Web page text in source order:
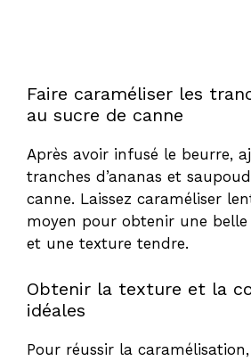
Faire caraméliser les
au sucre de canne
Après avoir infusé le beurre,
tranches d’ananas et
canne. Laissez caraméliser
moyen pour obtenir une
et une texture tendre.
Obtenir la texture et la
idéales
Pour réussir la